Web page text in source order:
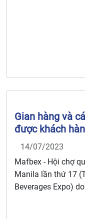
Gian hàng và
được khách
14/07/2023
Mafbex - Hội chợ
Manila lần thứ 17
Beverages Expo)